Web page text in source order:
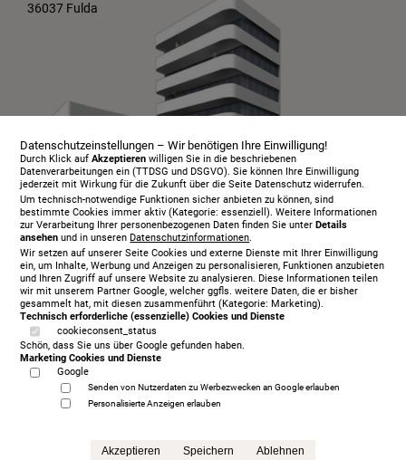
36037 Fulda
Infopaket
Beratungstermin
Probeschlafen
Öffnungszeiten
Serviceangebot
Kontakt
Über uns
Datenschutz
Datenschutzeinstellungen – Wir benötigen Ihre Einwilligung!
Durch Klick aufAkzeptieren willigen Sie in die beschriebenen
Datenverarbeitungen ein (TTDSG und DSGVO). Sie können Ihre Einwilligung
jederzeit mit Wirkung für die Zukunft über die Seite Datenschutz widerrufen.
Um technisch-notwendige Funktionen sicher anbieten zu können, sind
bestimmte Cookies immer aktiv (Kategorie: essenziell). Weitere Informationen
zur Verarbeitung Ihrer personenbezogenen Daten finden Sie unterDetails
ansehen und in unserenDatenschutzinformationen.
Wir setzen auf unserer Seite Cookies und externe Dienste mit Ihrer Einwilligung
ein, um Inhalte, Werbung und Anzeigen zu personalisieren, Funktionen anzubieten
und Ihren Zugriff auf unsere Website zu analysieren. Diese Informationen teilen
wir mit unserem Partner Google, welcher ggfls. weitere Daten, die er bisher
gesammelt hat, mit diesen zusammenführt (Kategorie: Marketing).
Technisch erforderliche (essenzielle) Cookies und Dienste
cookieconsent_status
Schön, dass Sie uns über Google gefunden haben.
Marketing Cookies und Dienste
Google
Senden von Nutzerdaten zu Werbezwecken an Google erlauben
Personalisierte Anzeigen erlauben
Akzeptieren Speichern Ablehnen